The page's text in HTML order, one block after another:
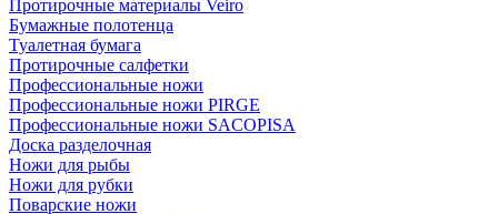
Протирочные материалы Veiro
Бумажные полотенца
Туалетная бумага
Протирочные салфетки
Профессиональные ножи
Профессиональные ножи PIRGE
Профессиональные ножи SACOPISA
Доска разделочная
Ножи для рыбы
Ножи для рубки
Поварские ножи